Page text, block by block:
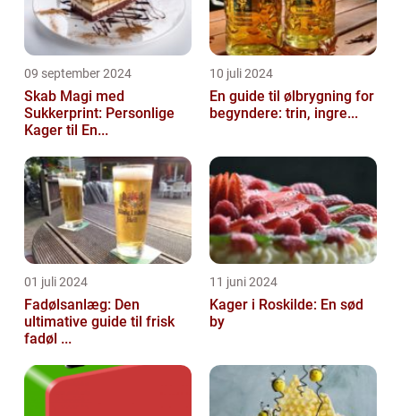
09 september 2024
Skab Magi med
Sukkerprint: Personlige
Kager til En...
10 juli 2024
En guide til ølbrygning for
begyndere: trin, ingre...
01 juli 2024
Fadølsanlæg: Den
ultimative guide til frisk
fadøl ...
11 juni 2024
Kager i Roskilde: En sød
by